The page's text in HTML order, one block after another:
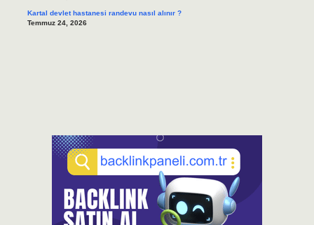
Kartal devlet hastanesi randevu nasıl alınır ?
Temmuz 24, 2026